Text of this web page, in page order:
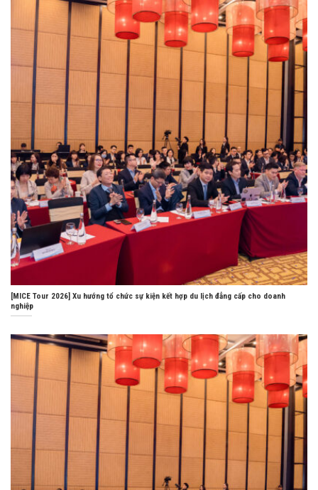
[MICE Tour 2026] Xu hướng tổ chức sự kiện kết hợp du lịch đẳng cấp cho doanh
nghiệp